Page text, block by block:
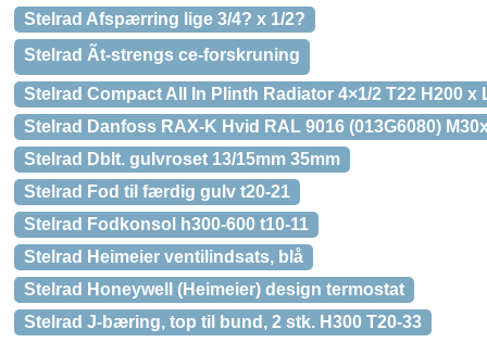
Stelrad Afspærring lige 3/4? x 1/2?
Stelrad Ãt-strengs ce-forskruning
Stelrad Compact All In Plinth Radiator 4×1/2 T22 H200 x
Stelrad Danfoss RAX-K Hvid RAL 9016 (013G6080)
Stelrad Dblt. gulvroset 13/15mm 35mm
Stelrad Fod til færdig gulv t20-21
Stelrad Fodkonsol h300-600 t10-11
Stelrad Heimeier ventilindsats, blå
Stelrad Honeywell (Heimeier) design termostat
Stelrad J-bæring, top til bund, 2 stk. H300 T20-33